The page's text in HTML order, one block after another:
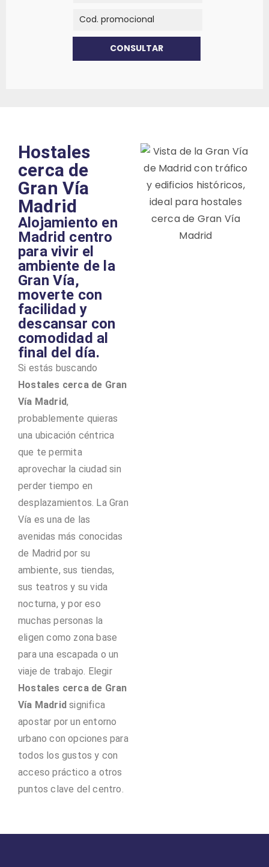
Hostales
cerca de
Gran Vía
Madrid
Alojamiento en
Madrid centro
para vivir el
ambiente de la
Gran Vía,
moverte con
facilidad y
descansar con
comodidad al
final del día.
Si estás buscando
Hostales cerca de Gran
Vía Madrid,
probablemente quieras
una ubicación céntrica
que te permita
aprovechar la ciudad sin
perder tiempo en
desplazamientos. La Gran
Vía es una de las
avenidas más conocidas
de Madrid por su
ambiente, sus tiendas,
sus teatros y su vida
nocturna, y por eso
muchas personas la
eligen como zona base
para una escapada o un
viaje de trabajo. Elegir
Hostales cerca de Gran
Vía Madrid significa
apostar por un entorno
urbano con opciones para
todos los gustos y con
acceso práctico a otros
puntos clave del centro.